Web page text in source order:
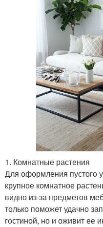
1. Комнатные растения
Для оформления пустого
крупное комнатное
видно из-за предметов
только поможет удачно
гостиной, но и оживит ее